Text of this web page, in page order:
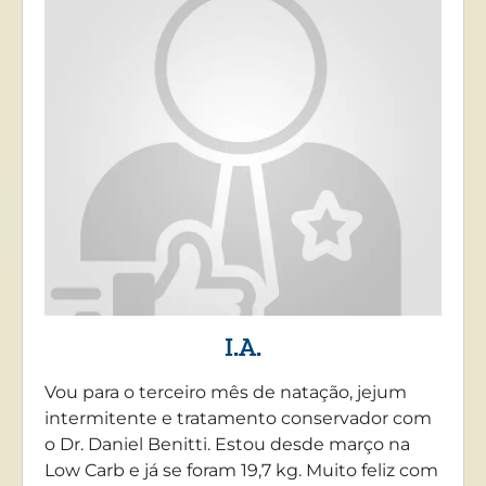
I.A.
Vou para o terceiro mês de natação, jejum
intermitente e tratamento conservador com
o Dr. Daniel Benitti. Estou desde março na
Low Carb e já se foram 19,7 kg. Muito feliz com